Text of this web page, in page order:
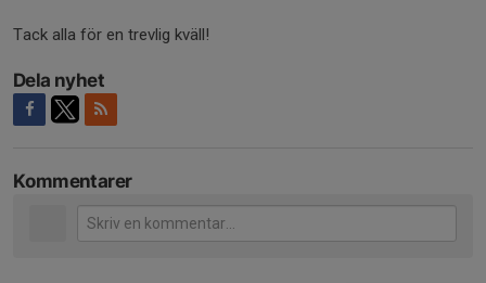
Tack alla för en trevlig kväll!
Dela nyhet
Kommentarer